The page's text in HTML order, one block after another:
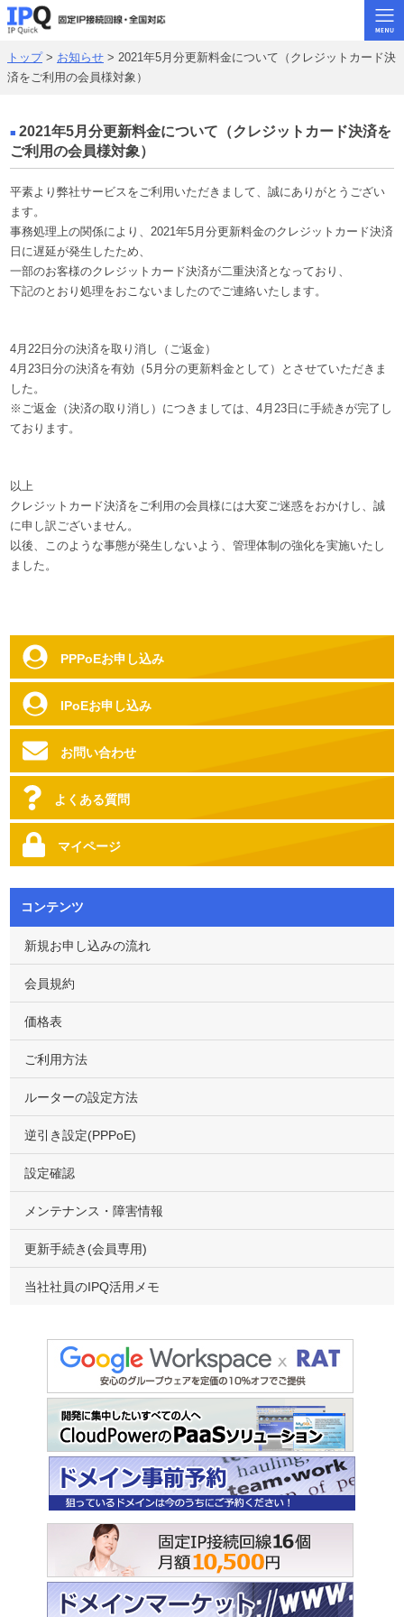
トップ
固定･ギガ系
ビジネス回線
固定･ADSL
よくある質問
トップ> お知らせ > 2021年5月分更新料金について（クレジットカード決
済をご利用の会員様対象）
2021年5月分更新料金について（クレジットカード決済を
ご利用の会員様対象）
平素より弊社サービスをご利用いただきまして、誠にありがとうござい
ます。
事務処理上の関係により、2021年5月分更新料金のクレジットカード決済
日に遅延が発生したため、
一部のお客様のクレジットカード決済が二重決済となっており、
下記のとおり処理をおこないましたのでご連絡いたします。
4月22日分の決済を取り消し（ご返金）
4月23日分の決済を有効（5月分の更新料金として）とさせていただきま
した。
※ご返金（決済の取り消し）につきましては、4月23日に手続きが完了し
ております。
以上
クレジットカード決済をご利用の会員様には大変ご迷惑をおかけし、誠
に申し訳ございません。
以後、このような事態が発生しないよう、管理体制の強化を実施いたし
ました。
PPPoEお申し込み
IPoEお申し込み
お問い合わせ
よくある質問
マイページ
コンテンツ
新規お申し込みの流れ
会員規約
価格表
ご利用方法
ルーターの設定方法
逆引き設定(PPPoE)
設定確認
メンテナンス・障害情報
更新手続き(会員専用)
当社社員のIPQ活用メモ